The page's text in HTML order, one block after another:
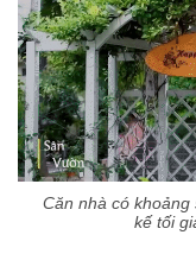
Căn nhà có
kế tối